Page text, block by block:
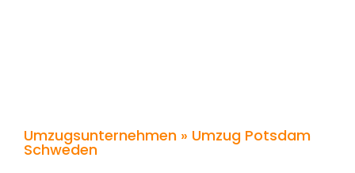
Umzugsunternehmen » Umzug Potsdam
Schweden